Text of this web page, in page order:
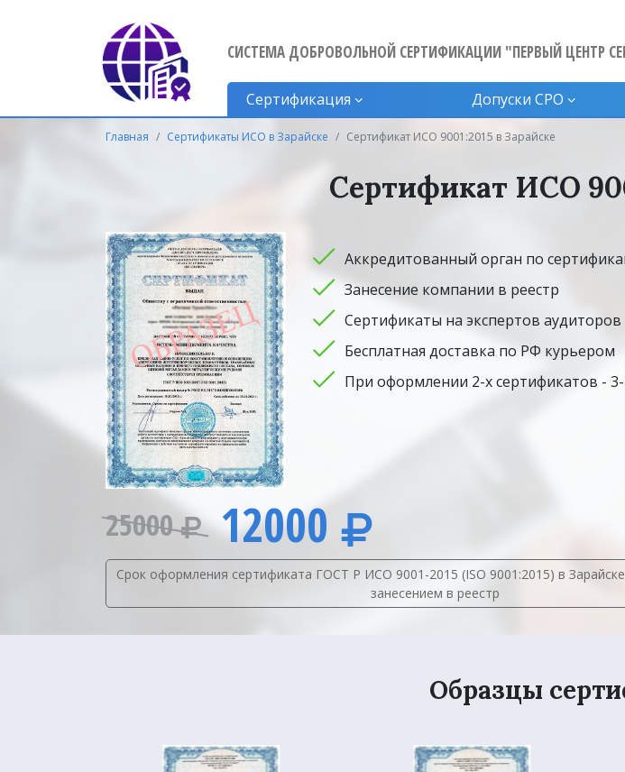
СИСТЕМА ДОБРОВОЛЬНОЙ СЕРТИФИКАЦИИ "ПЕРВЫЙ ЦЕНТР
Сертификация Допуски CPO
Главная Сертификаты ИСО в Зарайске Сертификат ИСО 9001:2015 в Зарайске
Сертификат ИСО
Аккредитованный орган по
Занесение компании в реестр
Сертификаты на экспертов аудиторов
Бесплатная доставка по РФ курьером
При оформлении 2-х сертификатов -
25000 12000
Срок оформления сертификата ГОСТ Р ИСО 9001-2015 (ISO 9001:2015) в
занесением в реестр
Образцы